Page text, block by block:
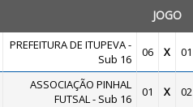
JOGO
PREFEITURA DE ITUPEVA -
Sub 16
06 X 01
ASSOCIAÇÃO PINHAL
FUTSAL - Sub 16
01 X 02